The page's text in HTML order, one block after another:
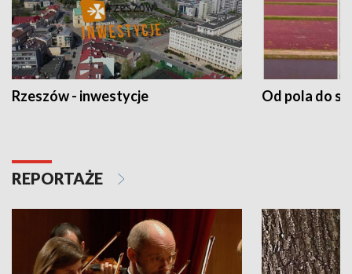
Rzeszów - inwestycje Od pola do
REPORTAŻE